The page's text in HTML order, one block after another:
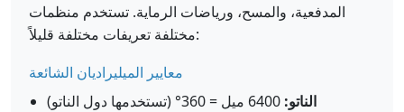
المدفعية، والمسح، ورياضات الرماية. تستخدم منظمات
مختلفة تعريفات مختلفة قليلاً:
معايير الميليراديان الشائعة
الناتو: